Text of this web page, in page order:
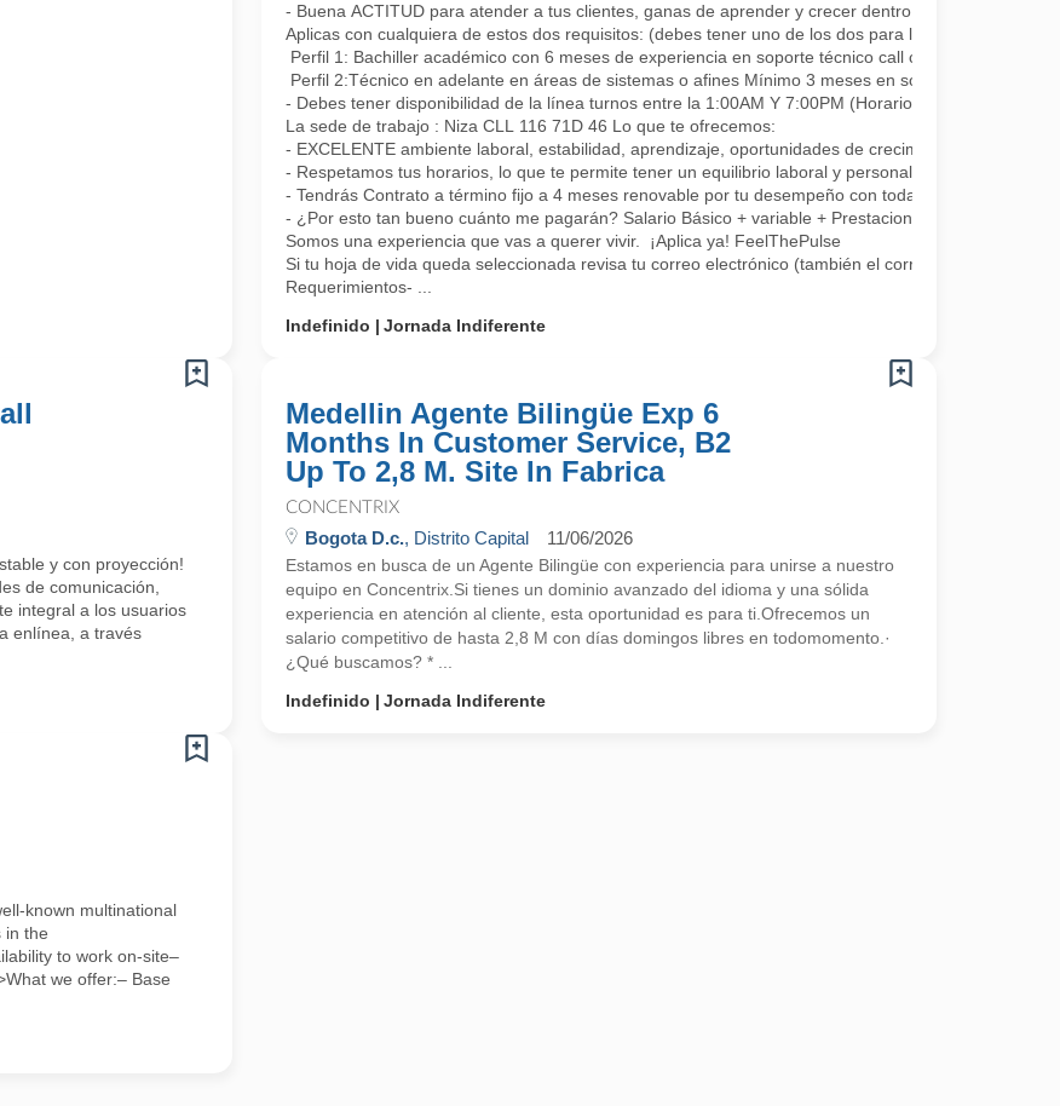
- Buena ACTITUD para atender a tus clientes, ganas de aprender y crecer dentro de la compañía
Aplicas con cualquiera de estos dos requisitos: (debes tener uno de los dos para la continuidad, se
Perfil 1: Bachiller académico con 6 meses de experiencia en soporte técnico call center.
Perfil 2:Técnico en adelante en áreas de sistemas o afines Mínimo 3 meses en soporte o áreas
- Debes tener disponibilidad de la línea turnos entre la 1:00AM Y 7:00PM (Horarios rotativos, 1 día
La sede de trabajo : Niza CLL 116 71D 46 Lo que te ofrecemos:
- EXCELENTE ambiente laboral, estabilidad, aprendizaje, oportunidades de crecimiento, tenemos
- Respetamos tus horarios, lo que te permite tener un equilibrio laboral y personal
- Tendrás Contrato a término fijo a 4 meses renovable por tu desempeño con todas las prestaciones
- ¿Por esto tan bueno cuánto me pagarán? Salario Básico + variable + Prestaciones por ley.
Somos una experiencia que vas a querer vivir. ¡Aplica ya! FeelThePulse
Si tu hoja de vida queda seleccionada revisa tu correo electrónico (también el correo no deseado)
Requerimientos- ...
Indefinido
Jornada Indiferente
y con proyección!
de comunicación,
integral a los usuarios
enlínea, a través
Medellin Agente Bilingüe Exp 6
Months In Customer Service, B2
Up To 2,8 M. Site In Fabrica
CONCENTRIX
Bogota D.c., Distrito Capital 11/06/2026
Estamos en busca de un Agente Bilingüe con experiencia para unirse a nuestro
equipo en Concentrix.Si tienes un dominio avanzado del idioma y una sólida
experiencia en atención al cliente, esta oportunidad es para ti.Ofrecemos un
salario competitivo de hasta 2,8 M con días domingos libres en todomomento.·
¿Qué buscamos? * ...
Indefinido
Jornada Indiferente
known multinational
in the
to work on-site–
we offer:– Base